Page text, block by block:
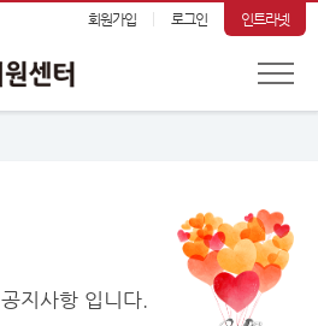
회원가입 로그인 인트라넷
공지사항 입니다.